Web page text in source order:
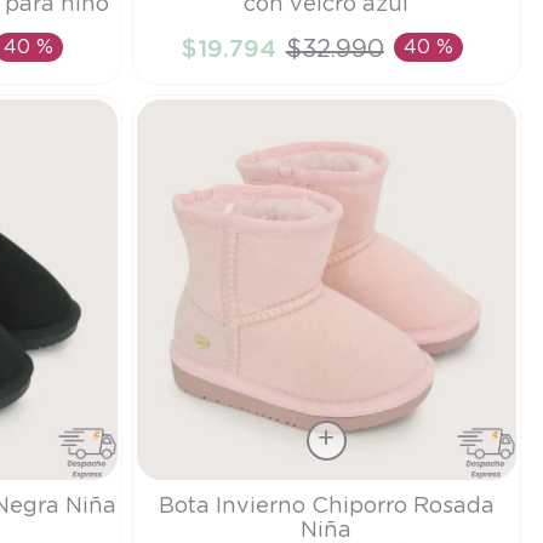
niño
40 % AÑADIR AL CARRITO
con velcro azul
$19.794 $32.990 40 %
Niña
Talla
Bota Invierno Chiporro Rosada
Niña